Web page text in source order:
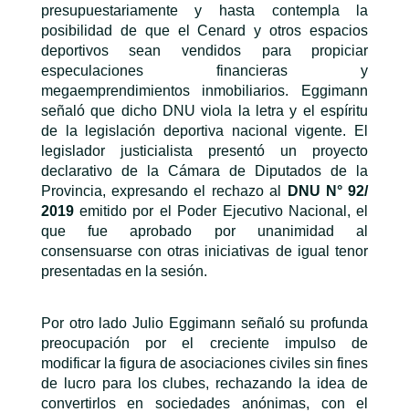
presupuestariamente y hasta contempla la
posibilidad de que el Cenard y otros espacios
deportivos sean vendidos para propiciar
especulaciones financieras y
megaemprendimientos inmobiliarios. Eggimann
señaló que dicho DNU viola la letra y el espíritu
de la legislación deportiva nacional vigente. El
legislador justicialista presentó un proyecto
declarativo de la Cámara de Diputados de la
Provincia, expresando el rechazo al
DNU N° 92/
2019emitido por el Poder Ejecutivo Nacional, el
que fue aprobado por unanimidad al
consensuarse con otras iniciativas de igual tenor
presentadas en la sesión.
Por otro lado Julio Eggimann señaló su profunda
preocupación por el creciente impulso de
modificar la figura de asociaciones civiles sin fines
de lucro para los clubes, rechazando la idea de
convertirlos en sociedades anónimas, con el